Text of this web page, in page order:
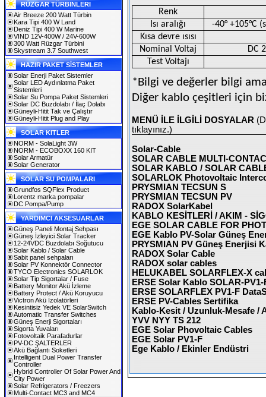
RÜZGAR TÜRBINLERI
Air Breeze 200 Watt Türbin
Kara Tipi 400 W Land
Deniz Tipi 400 W Marine
VIND 12V-400W / 24V-600W
300 Watt Rüzgar Türbini
Skystream 3.7 Southwest
HAZIR PAKET SİSTEMLER
Solar Enerji Paket Sistemler
Solar LED Aydınlatma Paket
Sistemleri
Solar Su Pompa Paket Sistemleri
Solar DC Buzdolabı / İlaç Dolabı
Güneyli-Hitit Tak ve Çalıştır
Güneyli-Hitit Plug and Play
SOLAR KITLER
NORM - SolaLight 3W
NORM - ECOBOXX 160 KIT
Solar Armatür
Solar Generator
SOLAR SU POMPALARI
Grundfos SQFlex Product
Lorentz marka pompalar
DC Pompa/Pump
YARDIMCI AKSESUARLAR
Güneş Paneli Montaj Sehpası
Güneş İzleyici Solar Tracker
12-24VDC Buzdolabı Soğutucu
Solar Kablo / Solar Cable
Sabit panel sehpaları
Solar PV Konnektör Connector
TYCO Electronics SOLARLOK
Solar Tip Sigortalar / Fuse
Battery Monitor Akü İzleme
Battery Protect / Akü Koruyucu
Victron Akü İzolatörleri
Kesintisiz Yedek VE SolarSwitch
Automatic Transfer Switches
Güneş Enerji Sigortaları
Sigorta Yuvaları
Fotovoltaik Parafadurlar
PV-DC ŞALTERLER
Akü Bağlantı Soketleri
Intelligent Dual Power Transfer
Controller
Hybrid Controller Of Solar Power And
City Power
Solar Refrigerators / Freezers
Multi-Contact MC3 and MC4
Renk
Isı aralığı
-40° +105°C
Kısa devre ısısı
Nominal Voltaj
DC
Test Voltajı
*Bilgi ve değerler bilgi
Diğer kablo çeşitleri için
MENÜ İLE İLGİLİ DOSYALAR
tıklayınız.)
Solar-Cable
SOLAR CABLE MULTI-
SOLAR KABLO / SOLAR
SOLARLOK Photovoltaic
PRYSMIAN TECSUN S
PRYSMIAN TECSUN PV
RADOX SolarKabel
KABLO KESİTLERİ / AKIM -
EGE SOLAR CABLE FOR
EGE Kablo PV-Solar Güneş
PRYSMIAN PV Güneş Enerjisi
RADOX Solar Cable
RADOX solar cables
HELUKABEL SOLARFLEX-X
ERSE Solar Kablo SOLAR-
ERSE SOLARFLEX PV1-F
ERSE PV-Cables Sertifika
Kablo-Kesit / Uzunluk-Mesafe /
YVV NYY TS 212
EGE Solar Phovoltaic Cables
EGE Solar PV1-F
Ege Kablo / Ekinler Endüstri